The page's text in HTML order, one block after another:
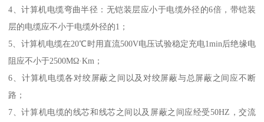
4、计算机电缆弯曲半径：无铠装层应小于电缆外径的6倍，带铠装
层的电缆应不小于电缆外径的1；
5、计算机电缆在20℃时用直流500V电压试验稳定充电1min后绝缘电
阻应不小于2500MΩ·Km；
6、计算机电缆各对绞屏蔽之间以及对绞屏蔽与总屏蔽之间应不断
路；
7、计算机电缆的线芯和线芯之间以及屏蔽之间应经受50HZ，交流